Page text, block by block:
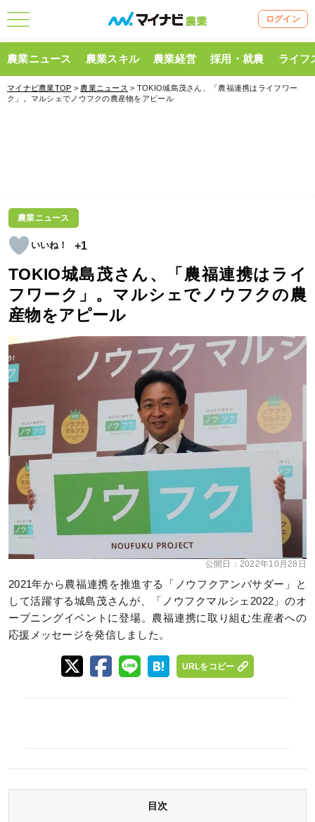
ログイン
農業ニュース 農業スキル 農業経営 採用・就農 ライフ
マイナビ農業TOP > 農業ニュース > TOKIO城島茂さん、「農福連携はライフワー
ク」。マルシェでノウフクの農産物をアピール
農業ニュース
+1
TOKIO城島茂さん、「農福連携はライ
フワーク」。マルシェでノウフクの農
産物をアピール
公開日： 2022年10月28日
2021年から農福連携を推進する「ノウフクアンバサダー」と
して活躍する城島茂さんが、「ノウフクマルシェ2022」のオ
ープニングイベントに登場。農福連携に取り組む生産者への
応援メッセージを発信しました。
URLをコピー
目次